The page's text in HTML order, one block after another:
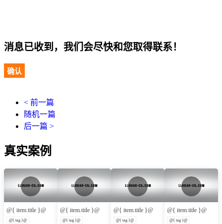
消息已收到，我们会尽快和您取得联系！
确认
< 前一篇
随机一篇
后一篇 >
真实案例
@{ item.title }@
@{ tag }@
@{ item.title }@
@{ tag }@
@{ item.title }@
@{ tag }@
@{ item.title }@
@{ tag }@